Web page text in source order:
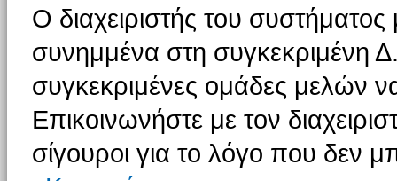
Ο διαχειριστής του
συνημμένα στη συγκεκριμένη
συγκεκριμένες ομάδες μελών
Επικοινωνήστε με τον
σίγουροι για το λόγο που δεν